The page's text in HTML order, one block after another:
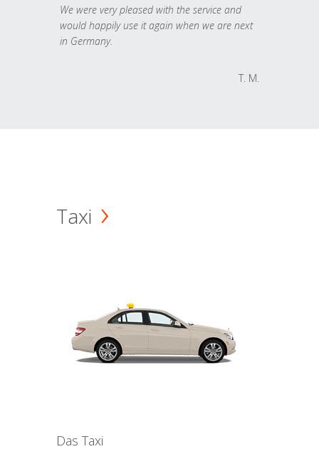
We were very pleased with the service and
would happily use it again when we are next
in Germany.
T. M.
Taxi
Das Taxi